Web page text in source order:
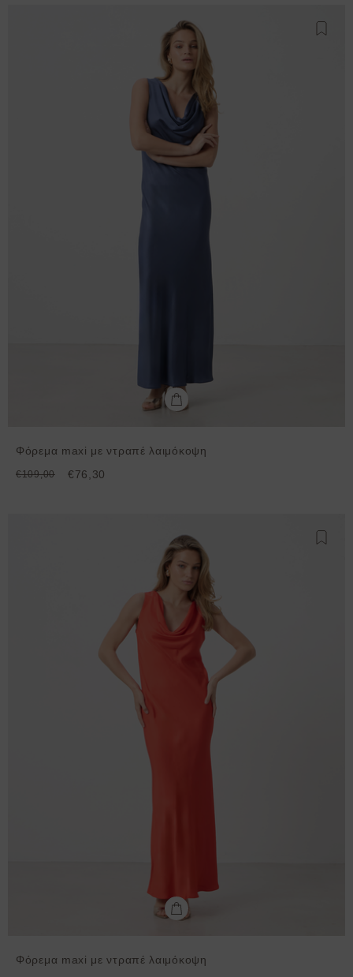
Φόρεμα maxi με ντραπέ λαιμόκοψη
€109,00 €76,30
Φόρεμα maxi με ντραπέ λαιμόκοψη